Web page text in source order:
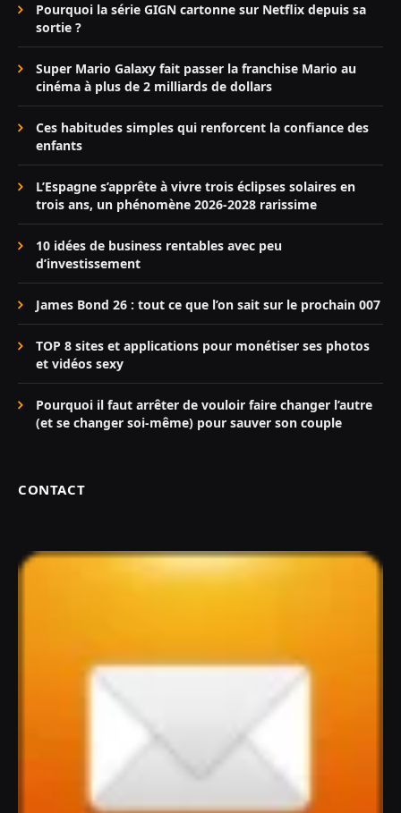
Pourquoi la série GIGN cartonne sur Netflix depuis sa
sortie ?
Super Mario Galaxy fait passer la franchise Mario au
cinéma à plus de 2 milliards de dollars
Ces habitudes simples qui renforcent la confiance des
enfants
L’Espagne s’apprête à vivre trois éclipses solaires en
trois ans, un phénomène 2026-2028 rarissime
10 idées de business rentables avec peu
d’investissement
James Bond 26 : tout ce que l’on sait sur le prochain 007
TOP 8 sites et applications pour monétiser ses photos
et vidéos sexy
Pourquoi il faut arrêter de vouloir faire changer l’autre
(et se changer soi-même) pour sauver son couple
CONTACT